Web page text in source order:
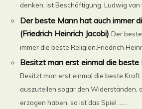
denken, ist Beschäftigung. Ludwig van
Der beste Mann hat auch immer
(Friedrich Heinrich Jacobi) Der
immer die beste Religion.Friedrich
Besitzt man erst einmal die
Besitzt man erst einmal die beste Kraft
auszuteilen sogar den Widerständen,
erzogen haben, so ist das Spiel ......